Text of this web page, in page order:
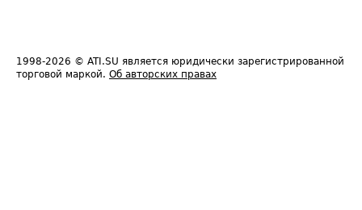
1998-2026 © ATI.SU является юридически зарегистрированной
торговой маркой. Об авторских правах